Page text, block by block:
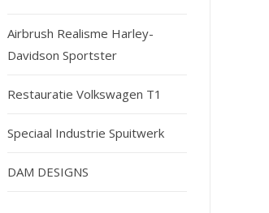
Airbrush Realisme Harley-
Davidson Sportster
Restauratie Volkswagen T1
Speciaal Industrie Spuitwerk
DAM DESIGNS